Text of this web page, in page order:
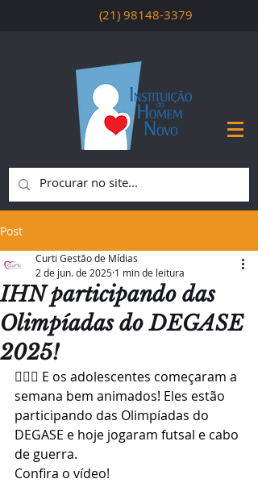
(21) 98148-3379
Post
IHN participando das
Olimpíadas do DEGASE
2025!
Curti Gestão de Mídias
2 de jun. de 2025 1 min de leitura
⛹🏻‍♂️ E os adolescentes começaram a
semana bem animados! Eles estão
participando das Olimpíadas do
DEGASE e hoje jogaram futsal e cabo
de guerra.
Confira o vídeo!